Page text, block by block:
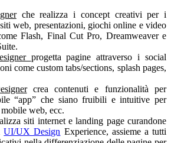
che realizza i concept creativi per i
web, presentazioni, giochi online e video
Flash, Final Cut Pro, Dreamweaver e
progetta pagine attraverso i social
come custom tabs/sections, splash pages,
crea contenuti e funzionalità per
“app” che siano fruibili e intuitive per
web, ecc.
siti internet e landing page curandone
UI/UX Design Experience, assieme a tutti